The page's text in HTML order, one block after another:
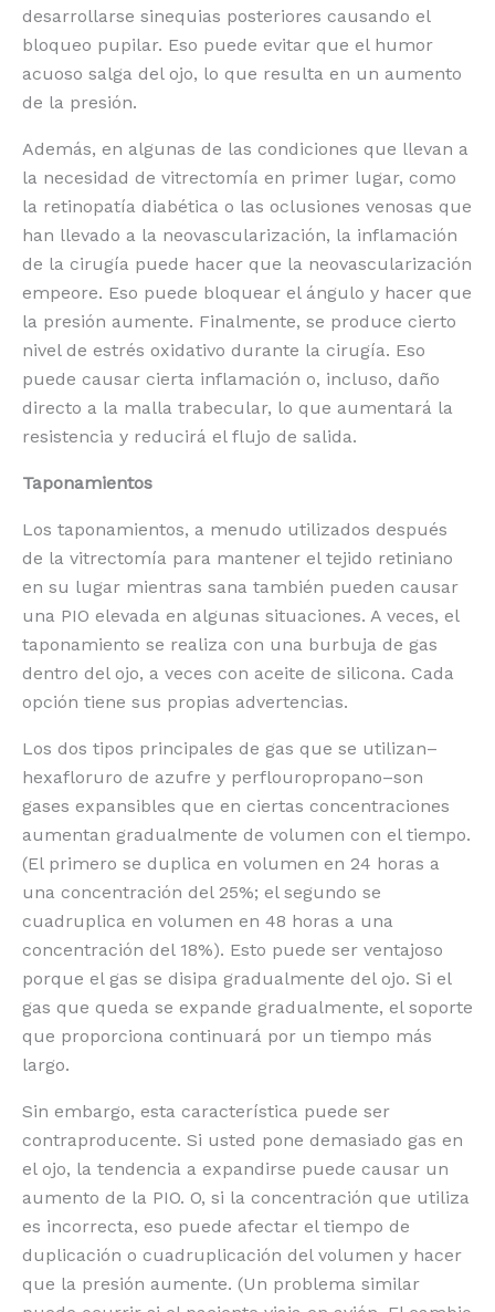
desarrollarse sinequias posteriores causando el
bloqueo pupilar. Eso puede evitar que el humor
acuoso salga del ojo, lo que resulta en un aumento
de la presión.
Además, en algunas de las condiciones que llevan a
la necesidad de vitrectomía en primer lugar, como
la retinopatía diabética o las oclusiones venosas que
han llevado a la neovascularización, la inflamación
de la cirugía puede hacer que la neovascularización
empeore. Eso puede bloquear el ángulo y hacer que
la presión aumente. Finalmente, se produce cierto
nivel de estrés oxidativo durante la cirugía. Eso
puede causar cierta inflamación o, incluso, daño
directo a la malla trabecular, lo que aumentará la
resistencia y reducirá el flujo de salida.
Taponamientos
Los taponamientos, a menudo utilizados después
de la vitrectomía para mantener el tejido retiniano
en su lugar mientras sana también pueden causar
una PIO elevada en algunas situaciones. A veces, el
taponamiento se realiza con una burbuja de gas
dentro del ojo, a veces con aceite de silicona. Cada
opción tiene sus propias advertencias.
Los dos tipos principales de gas que se utilizan–
hexafloruro de azufre y perflouropropano–son
gases expansibles que en ciertas concentraciones
aumentan gradualmente de volumen con el tiempo.
(El primero se duplica en volumen en 24 horas a
una concentración del 25%; el segundo se
cuadruplica en volumen en 48 horas a una
concentración del 18%). Esto puede ser ventajoso
porque el gas se disipa gradualmente del ojo. Si el
gas que queda se expande gradualmente, el soporte
que proporciona continuará por un tiempo más
largo.
Sin embargo, esta característica puede ser
contraproducente. Si usted pone demasiado gas en
el ojo, la tendencia a expandirse puede causar un
aumento de la PIO. O, si la concentración que utiliza
es incorrecta, eso puede afectar el tiempo de
duplicación o cuadruplicación del volumen y hacer
que la presión aumente. (Un problema similar